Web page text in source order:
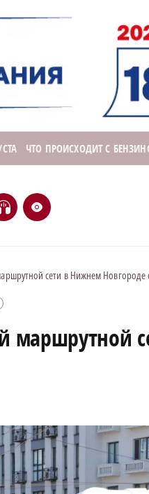
ЧТО ПРОИСХОДИТ С
e
сети в Нижнем
маршрутной